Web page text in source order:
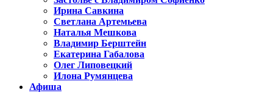
Ирина Савкина
Светлана Артемьева
Наталья Мешкова
Владимир Берштейн
Екатерина Габалова
Олег Липовецкий
Илона Румянцева
Афиша